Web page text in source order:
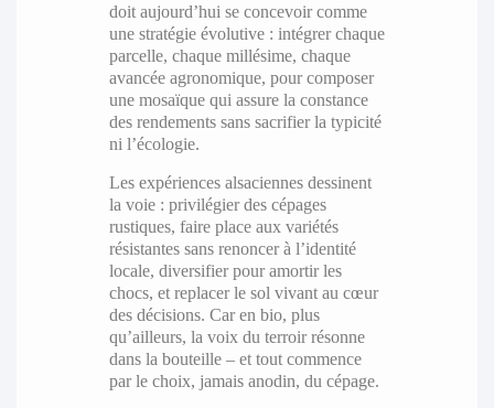
doit aujourd’hui se concevoir comme
une stratégie évolutive : intégrer chaque
parcelle, chaque millésime, chaque
avancée agronomique, pour composer
une mosaïque qui assure la constance
des rendements sans sacrifier la typicité
ni l’écologie.
Les expériences alsaciennes dessinent
la voie : privilégier des cépages
rustiques, faire place aux variétés
résistantes sans renoncer à l’identité
locale, diversifier pour amortir les
chocs, et replacer le sol vivant au cœur
des décisions. Car en bio, plus
qu’ailleurs, la voix du terroir résonne
dans la bouteille – et tout commence
par le choix, jamais anodin, du cépage.